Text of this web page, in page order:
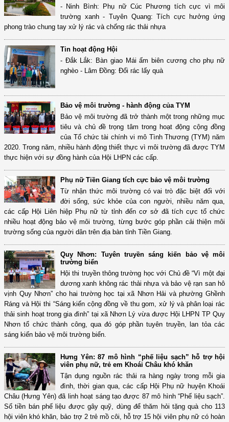
- Ninh Bình: Phụ nữ Cúc Phương tích cực vì môi
trường xanh - Tuyên Quang: Tích cực hưởng ứng
phong trào chung tay xử lý rác và chống rác thải nhựa
Tin hoạt động Hội
- Đắk Lắk: Bàn giao Mái ấm biên cương cho phụ nữ
nghèo - Lâm Đồng: Đổi rác lấy quà
Bảo vệ môi trường - hành động của TYM
Bảo vệ môi trường đã trở thành một trong những mục
tiêu và chủ đề trọng tâm trong hoạt động cộng đồng
của Tổ chức tài chính vi mô Tình Thương (TYM) năm
2020. Trong năm, nhiều hành động thiết thực vì môi trường đã được TYM
thực hiện với sự đồng hành của Hội LHPN các cấp.
Phụ nữ Tiền Giang tích cực bảo vệ môi trường
Từ nhận thức môi trường có vai trò đặc biệt đối với
đời sống, sức khỏe của con người, nhiều năm qua,
các cấp Hội Liên hiệp Phụ nữ từ tỉnh đến cơ sở đã tích cực tổ chức
nhiều hoạt động bảo vệ môi trường, từng bước góp phần cải thiện môi
trường sống của người dân trên địa bàn tỉnh Tiền Giang.
Quy Nhơn: Tuyên truyền sáng kiến bảo vệ môi
trường biển
Hội thi truyền thông trường học với Chủ đề “Vì một đại
dương xanh không rác thải nhựa và bảo vệ rạn san hô
vịnh Quy Nhơn” cho hai trường học tại xã Nhơn Hải và phường Ghềnh
Ráng và Hội thi “Sáng kiến cộng đồng về thu gom, xử lý và phân loại rác
thải sinh hoạt trong gia đình” tại xã Nhơn Lý vừa được Hội LHPN TP Quy
Nhơn tổ chức thành công, qua đó góp phần tuyên truyền, lan tỏa các
sáng kiến bảo vệ môi trường biển.
Hưng Yên: 87 mô hình “phế liệu sạch” hỗ trợ hội
viên phụ nữ, trẻ em Khoái Châu khó khăn
Tận dụng nguồn rác thải ra hàng ngày trong mỗi gia
đình, thời gian qua, các cấp Hội Phụ nữ huyện Khoái
Châu (Hưng Yên) đã linh hoạt sáng tạo được 87 mô hình “Phế liệu sạch”.
Số tiền bán phế liệu được gây quỹ, dùng để thăm hỏi tặng quà cho 113
hội viên khó khăn, bảo trợ 2 trẻ mồ côi, hỗ trợ 15 hội viên phụ nữ có hoàn